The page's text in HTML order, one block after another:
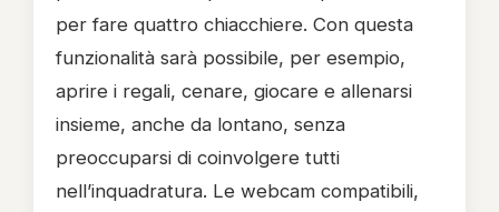
per fare quattro chiacchiere. Con questa
funzionalità sarà possibile, per esempio,
aprire i regali, cenare, giocare e allenarsi
insieme, anche da lontano, senza
preoccuparsi di coinvolgere tutti
nell’inquadratura. Le webcam compatibili,